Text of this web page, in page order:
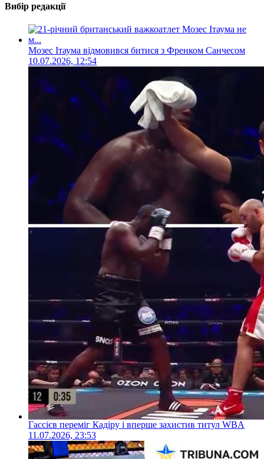
Вибір редакції
Мозес Ітаума відмовився битися з Френком Санчесом
10.07.2026, 12:54
Гассієв переміг Кадіру і вперше захистив титул WBA
11.07.2026, 23:53